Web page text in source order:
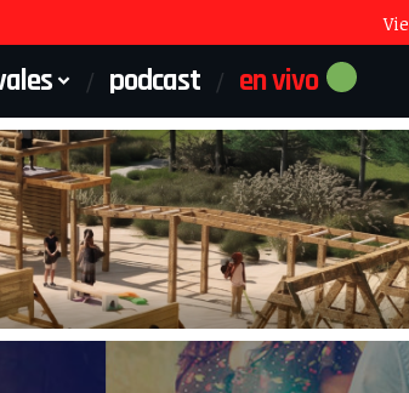
podcast en vivo